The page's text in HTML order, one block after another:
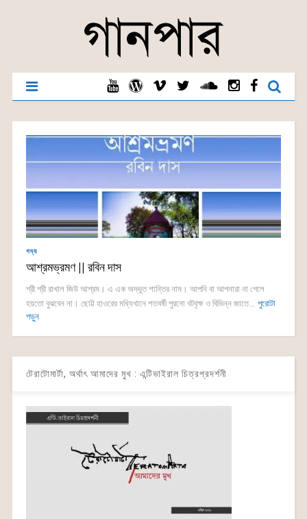
গদ্য
আশ্রমভ্রমণ || রবিন দাস
শ্রী শ্রী রাখাল জিউ আশ্রম। এ এক অদ্ভুত শান্তির নাম। আপনি বা আপনারা না গেলে
হয়তো বুঝবেন না। ছোট্ট হাওরের মধ্যিখানে শতবর্ষী পুরনো বটবৃক্ষ ও বিভিন্ন জাতে... পুরোটা
পড়ুন
টেরাটোমার্টা, অর্থাৎ আমাদের মুখ : এন্টিভাইরাল চিত্রপ্রদর্শনী